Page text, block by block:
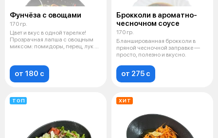
Фунчёза с овощами
170 гр.
Цвет и вкус в одной тарелке!
Прозрачная лапша с овощным
миксом: помидоры, перец, лук и
от 180 c
Брокколи в ароматно-
чесночном соусе
170 гр.
Бланшированная брокколи в
пряной чесночной заправке —
просто, полезно и вкусно.
от 275 c
ТОП ХИТ